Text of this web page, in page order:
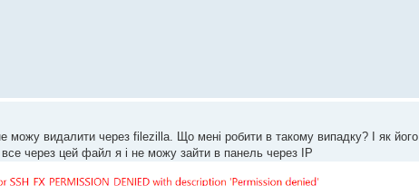
можу видалити через filezilla. Що мені робити в такому випадку? І як його
все через цей файл я і не можу зайти в панель через IP